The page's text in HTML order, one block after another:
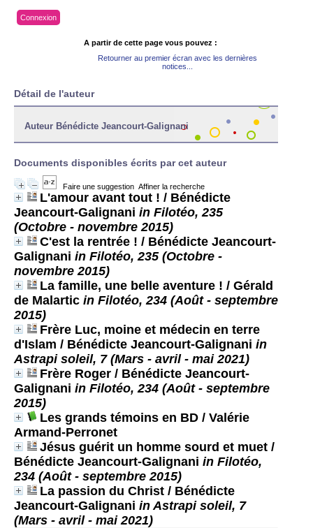
Connexion
A partir de cette page vous pouvez :
Retourner au premier écran avec les dernières
notices...
Détail de l'auteur
Auteur Bénédicte Jeancourt-Galignani
Documents disponibles écrits par cet auteur
Faire une suggestion Affiner la recherche
L'amour avant tout ! / Bénédicte
Jeancourt-Galignani in Filotéo, 235
(Octobre - novembre 2015)
C'est la rentrée ! / Bénédicte Jeancourt-
Galignani in Filotéo, 235 (Octobre -
novembre 2015)
La famille, une belle aventure ! / Gérald
de Malartic in Filotéo, 234 (Août - septembre
2015)
Frère Luc, moine et médecin en terre
d'Islam / Bénédicte Jeancourt-Galignani in
Astrapi soleil, 7 (Mars - avril - mai 2021)
Frère Roger / Bénédicte Jeancourt-
Galignani in Filotéo, 234 (Août - septembre
2015)
Les grands témoins en BD / Valérie
Armand-Perronet
Jésus guérit un homme sourd et muet /
Bénédicte Jeancourt-Galignani in Filotéo,
234 (Août - septembre 2015)
La passion du Christ / Bénédicte
Jeancourt-Galignani in Astrapi soleil, 7
(Mars - avril - mai 2021)